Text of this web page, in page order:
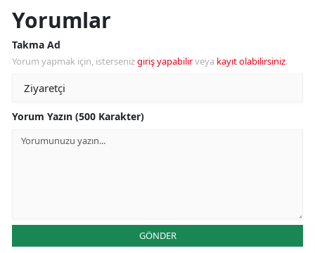
Yorumlar
Takma Ad
Yorum yapmak için, istersenizgiriş yapabilirveya kayıt olabilirsiniz.
Yorum Yazın (500 Karakter)
GÖNDER